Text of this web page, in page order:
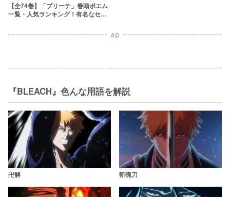
【全74巻】「ブリーチ」巻頭ポエム
一覧・人気ランキング！有名なセリ
AD
『BLEACH』色んな用語を解説
卍解 斬魄刀